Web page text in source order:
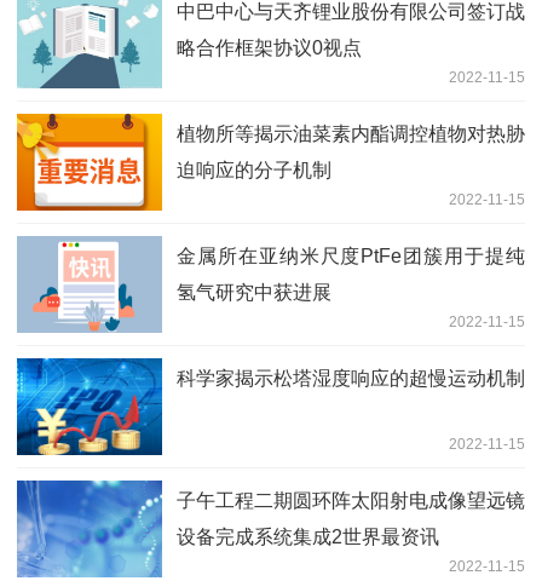
中巴中心与天齐锂业股份有限公司签订战
略合作框架协议0视点
2022-11-15
植物所等揭示油菜素内酯调控植物对热胁
迫响应的分子机制
2022-11-15
金属所在亚纳米尺度PtFe团簇用于提纯
氢气研究中获进展
2022-11-15
科学家揭示松塔湿度响应的超慢运动机制
2022-11-15
子午工程二期圆环阵太阳射电成像望远镜
设备完成系统集成2世界最资讯
2022-11-15